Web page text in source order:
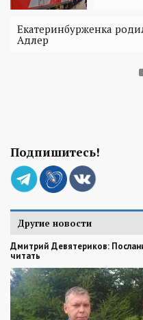
Екатеринбурженка
Адлер
Подпишитесь!
Другие новости
Дмитрий Девятериков:
читать